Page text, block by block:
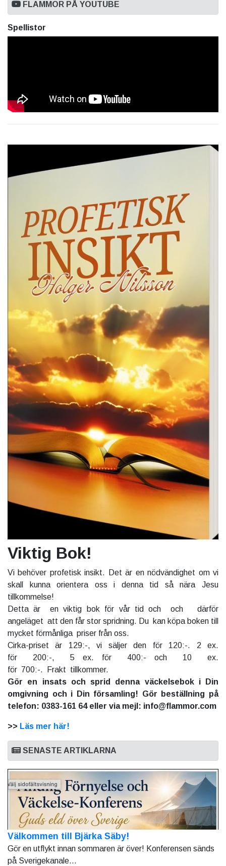
FLAMMOR PÅ YOUTUBE
Spellistor
Viktig Bok!
Vi behöver profetisk insikt. Det är en nödvändighet om vi
skall kunna orientera oss i denna tid så nära Jesu
tillkommelse!
Detta är en viktig bok för vår tid och och därför
angeläget att den får stor spridning. Du kan köpa boken till
mycket förmånliga priser från oss.
Cirka-priset är 129:-, vi säljer den för 120:-. 2 ex.
för 200:-, 5 ex. för 400:- och 10 ex.
för 700:-. Frakt tillkommer.
Gör en insats och sprid denna väckelsebok i Din
omgivning och i Din församling! Gör beställning på
telefon: 0383-161 64 eller via mejl: info@flammor.com
>> Läs mer här!
SENASTE ARTIKLARNA
Välkommen till Bjärka Säby!
Gör en utflykt innan sommaren är över! Konferensen sänds
på Sverigekanale...